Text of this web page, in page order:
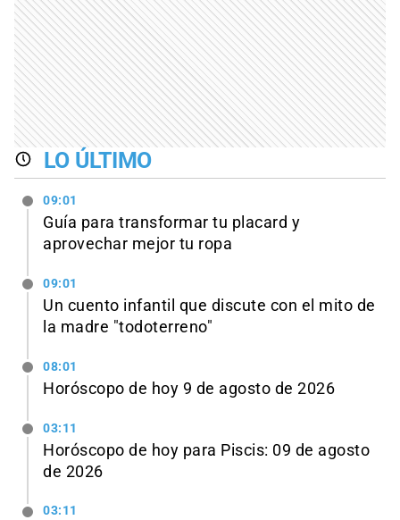
LO ÚLTIMO
09:01
Guía para transformar tu placard y
aprovechar mejor tu ropa
09:01
Un cuento infantil que discute con el mito de
la madre "todoterreno"
08:01
Horóscopo de hoy 9 de agosto de 2026
03:11
Horóscopo de hoy para Piscis: 09 de agosto
de 2026
03:11